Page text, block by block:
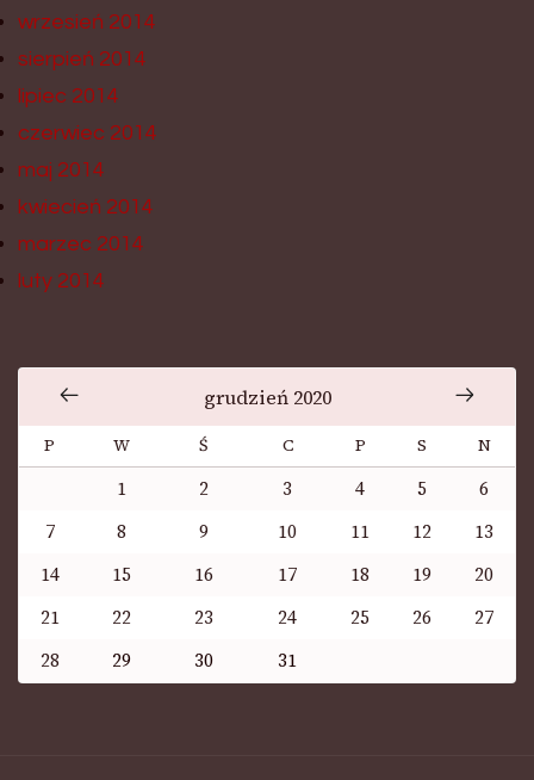
wrzesień 2014
sierpień 2014
lipiec 2014
czerwiec 2014
maj 2014
kwiecień 2014
marzec 2014
luty 2014
grudzień 2020
P W Ś C P S N
1 2 3 4 5
6
7
8 9 10 11 12
13
14
15 16 17 18 19
20
21
22 23 24 25 26
27
28
29 30 31